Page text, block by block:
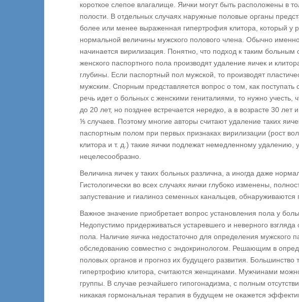
короткое слепое влагалище. Яички могут быть расположены в
полости. В отдельных случаях наружные половые органы
более или менее выраженная гипертрофия клитора, который у
нормальной величины мужского полового члена. Обычно
начинается вирилизация. Понятно, что подход к таким
женского паспортного пола производят удаление яичек и
глубины. Если паспортный пол мужской, то производят
мужским. Спорным представляется вопрос о том, как поступать
речь идет о больных с женскими гениталиями, то нужно учесть,
до 20 лет, но позднее встречается нередко, а в возрасте 30
⅕ случаев. Поэтому многие авторы считают удаление таких
паспортным полом при первых признаках вирилизации (рост
клитора и т. д.) такие яички подлежат немедленному
нецелесообразно.
Величина яичек у таких больных различна, а иногда даже
Гистологически во всех случаях яички глубоко изменены,
запустевание и гиалиноз семенных канальцев, обнаруживаются
Важное значение приобретает вопрос установления пола у
Недопустимо придерживаться устаревшего и неверного
пола. Наличие яичка недостаточно для определения мужского
обследованию совместно с эндокринологом. Решающим в
половых органов и прогноз их будущего развития.
гипертрофию клитора, считаются женщинами. Мужчинами
группы. В случае резчайшего гипогонадизма, с полным
никакая гормональная терапия в будущем не окажется